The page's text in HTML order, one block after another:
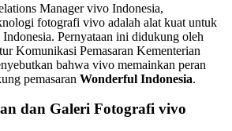
Manager vivo Indonesia,
fotografi vivo adalah alat kuat untuk
Pernyataan ini didukung oleh
Komunikasi Pemasaran Kementerian
bahwa vivo memainkan peran
pemasaran Wonderful Indonesia.
dan Galeri Fotografi vivo